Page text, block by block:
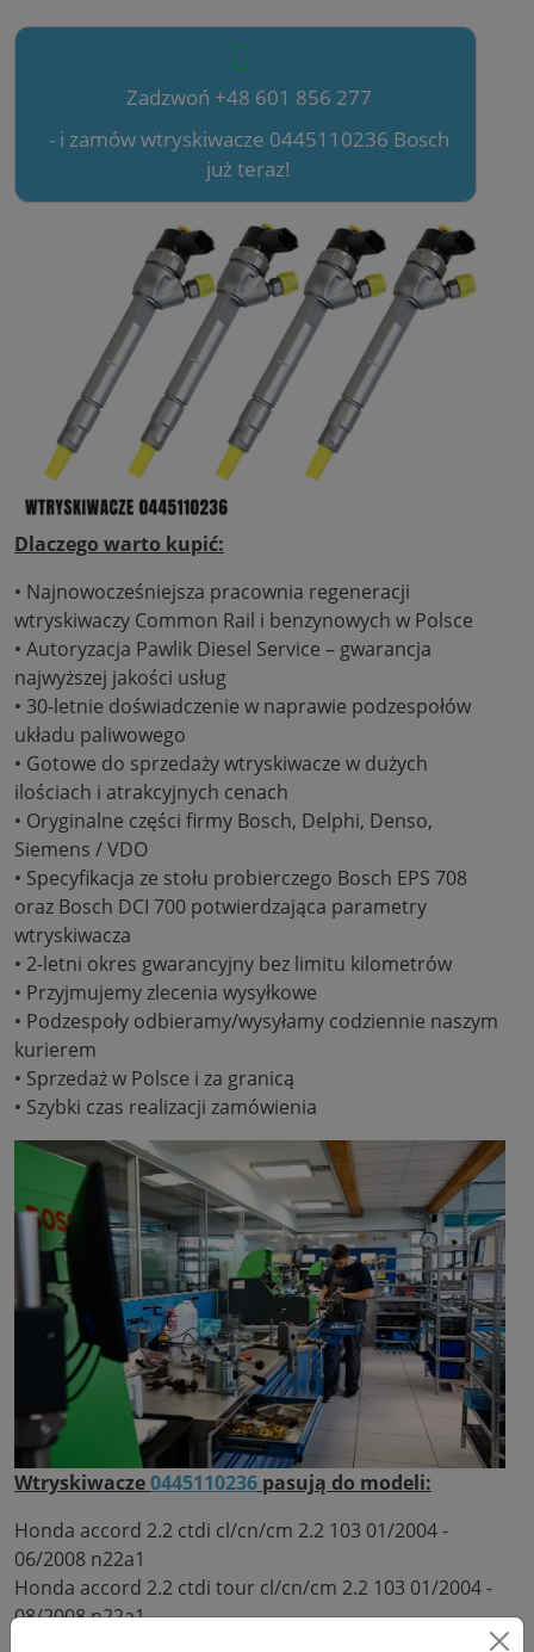
Zadzwoń +48 601 856 277
- i zamów wtryskiwacze 0445110236 Bosch
już teraz!
Dlaczego warto kupić:
• Najnowocześniejsza pracownia regeneracji
wtryskiwaczy Common Rail i benzynowych w Polsce
• Autoryzacja Pawlik Diesel Service – gwarancja
najwyższej jakości usług
• 30-letnie doświadczenie w naprawie podzespołów
układu paliwowego
• Gotowe do sprzedaży wtryskiwacze w dużych
ilościach i atrakcyjnych cenach
• Oryginalne części firmy Bosch, Delphi, Denso,
Siemens / VDO
• Specyfikacja ze stołu probierczego Bosch EPS 708
oraz Bosch DCI 700 potwierdzająca parametry
wtryskiwacza
• 2-letni okres gwarancyjny bez limitu kilometrów
• Przyjmujemy zlecenia wysyłkowe
• Podzespoły odbieramy/wysyłamy codziennie naszym
kurierem
• Sprzedaż w Polsce i za granicą
• Szybki czas realizacji zamówienia
Wtryskiwacze0445110236 pasują do modeli:
Honda accord 2.2 ctdi cl/cn/cm 2.2 103 01/2004 -
06/2008 n22a1
Honda accord 2.2 ctdi tour cl/cn/cm 2.2 103 01/2004 -
08/2008 n22a1